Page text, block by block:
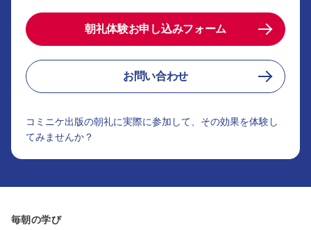
朝礼体験お申し込みフォーム
お問い合わせ
コミニケ出版の朝礼に実際に参加して、その効果を体験し
てみませんか？
毎朝の学び